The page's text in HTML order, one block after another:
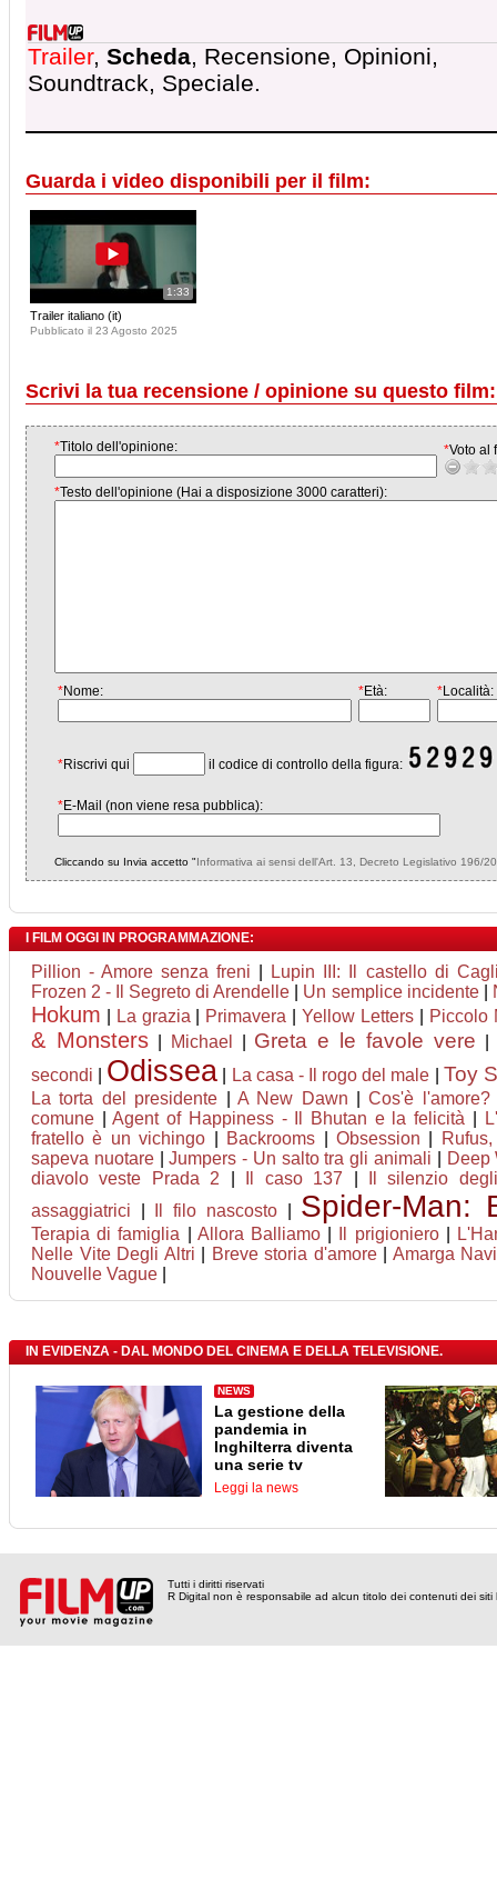
Trailer, Scheda, Recensione, Opinioni,
Soundtrack, Speciale.
Guarda i video disponibili per il film:
1:33
Trailer italiano (it)
Pubblicato il 23 Agosto 2025
Scrivi la tua recensione / opinione su questo
*Titolo dell'opinione: *Voto al
*Testo dell'opinione (Hai a disposizione 3000 caratteri):
*Nome: *Età: *Località:
*Riscrivi qui il codice di controllo della figura:
*E-Mail (non viene resa pubblica):
Cliccando su Invia accetto "Informativa ai sensi dell'Art. 13, Decreto Legislativo 196/
I FILM OGGI IN PROGRAMMAZIONE:
Pillion - Amore senza freni
Lupin III: Il castello di
Frozen 2 - Il Segreto di Arendelle
Un semplice incidente|
Hokum La grazia Primavera |Yellow Letters| Piccolo
& Monsters| Michael Greta e le favole vere
secondi
Odissea La casa - Il rogo del male Toy
La torta del presidente A New Dawn |Cos'è l'amore?
comune |Agent of Happiness - Il Bhutan e la felicità
fratello è un vichingo
Backrooms |Obsession
sapeva nuotare|Jumpers - Un salto tra gli animali
Deep
diavolo veste Prada 2
Il caso 137
Il silenzio
assaggiatrici
Il filo nascosto| Spider-Man:
Terapia di famiglia Allora Balliamo Il prigioniero|
Nelle Vite Degli Altri
Breve storia d'amore| Amarga
Nouvelle Vague
IN EVIDENZA - DAL MONDO DEL CINEMA E DELLA TELEVISIONE.
NEWS
La gestione della
pandemia in
Inghilterra diventa
una serie tv
Leggi la news
Tutti i diritti riservati
R Digital non è responsabile ad alcun titolo dei contenuti dei siti